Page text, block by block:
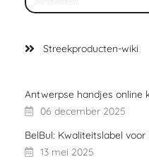
Streekproducten-wiki
Antwerpse handjes online
06 december 2025
BelBul: Kwaliteitslabel
13 mei 2025